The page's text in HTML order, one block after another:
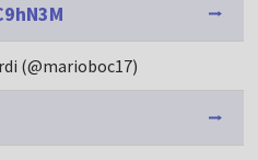
(@marioboc17)